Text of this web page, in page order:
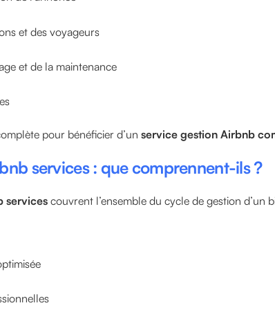
et des voyageurs
et de la maintenance
pour bénéficier d’un service gestion Airbnb
services : que comprennent-ils ?
services couvrent l’ensemble du cycle de gestion d’un